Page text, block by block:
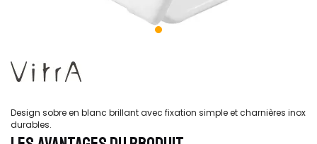
Design sobre en blanc brillant avec fixation simple et charnières inox
durables.